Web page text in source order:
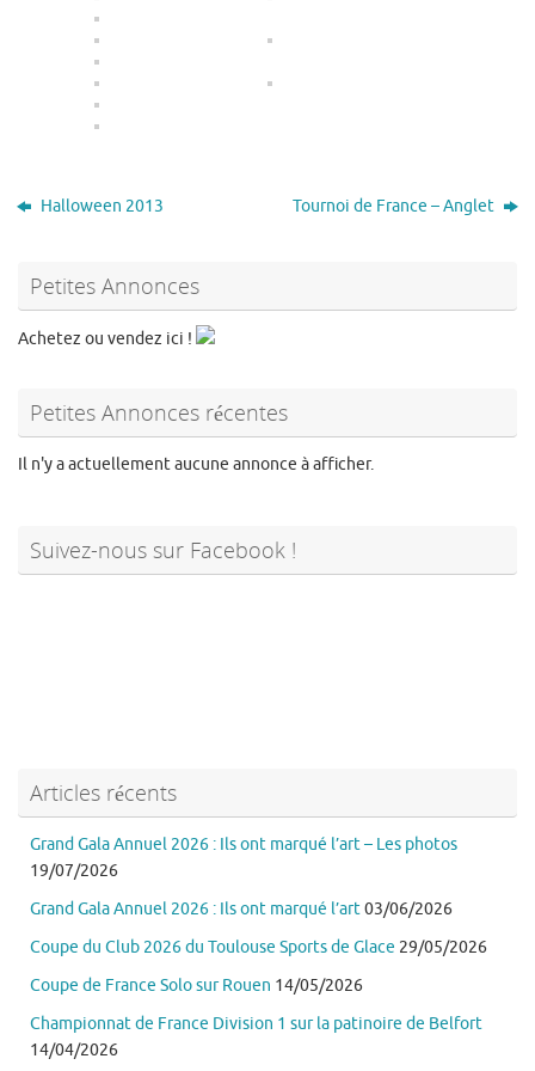
Halloween 2013 Tournoi de France – Anglet
Petites Annonces
Achetez ou vendez ici !
Petites Annonces récentes
Il n'y a actuellement aucune annonce à afficher.
Suivez-nous sur Facebook !
Articles récents
Grand Gala Annuel 2026 : Ils ont marqué l’art – Les photos
19/07/2026
Grand Gala Annuel 2026 : Ils ont marqué l’art03/06/2026
Coupe du Club 2026 du Toulouse Sports de Glace 29/05/2026
Coupe de France Solo sur Rouen 14/05/2026
Championnat de France Division 1 sur la patinoire de Belfort
14/04/2026